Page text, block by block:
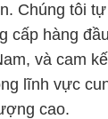
Chúng tôi
cấp hàng
và cam
lĩnh vực
cao.